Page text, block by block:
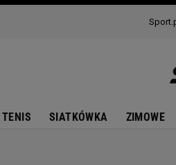
TENIS SIATKÓWKA ZIMOWE